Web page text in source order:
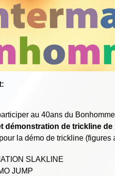
au 40ans du
démonstration de trickline de
la démo de trickline (figures
SLAKLINE
JUMP